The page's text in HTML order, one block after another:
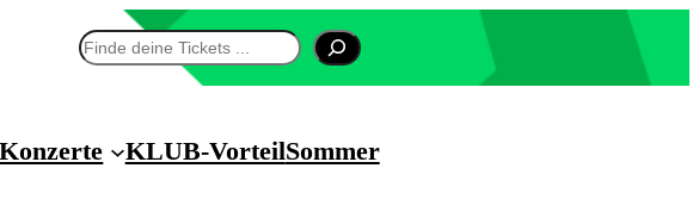
Suchen
Konzerte KLUB-VorteilSommer